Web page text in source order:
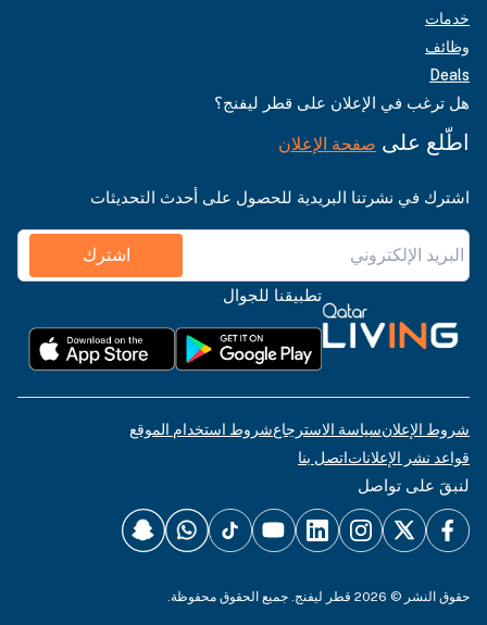
خدمات
وظائف
Deals
هل ترغب في الإعلان على قطر ليفنج؟
اطّلع على صفحة الإعلان
اشترك في نشرتنا البريدية للحصول على أحدث التحديثات
اشترك
تطبيقنا للجوال
شروط الإعلانسياسة الاسترجاعشروط استخدام الموقع
قواعد نشر الإعلاناتاتصل بنا
لنبقَ على تواصل
حقوق النشر © 2026 قطر ليفنج. جميع الحقوق محفوظة.